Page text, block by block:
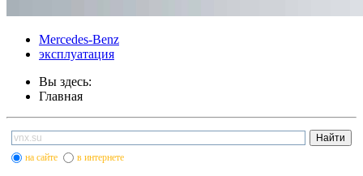
Mercedes-Benz
эксплуатация
Вы здесь:
Главная
на сайте в интернете